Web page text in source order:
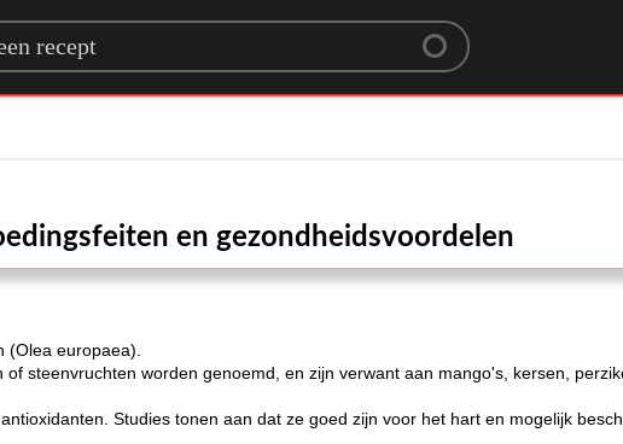
recipe
en gezondheidsvoordelen
(Olea europaea).
steenvruchten worden genoemd, en zijn verwant aan mango's, kersen,
Studies tonen aan dat ze goed zijn voor het hart en mogelijk